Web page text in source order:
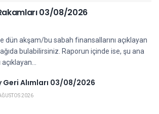
03/08/2026
dün akşam/bu sabah finansallarını açıklayan
bulabilirsiniz. Raporun içinde ise, şu ana
Geri Alımları 03/08/2026
2026